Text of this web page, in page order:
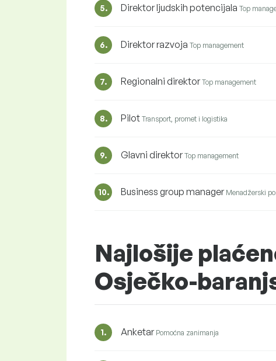
5. Direktor ljudskih potencijala Top
6. Direktor razvoja Top management
7. Regionalni direktor Top management
8. Pilot Transport, promet i logistika
9. Glavni direktor Top management
10. Business group manager Menadžerski
Najlošije
Osječko-
1. Anketar Pomoćna zanimanja